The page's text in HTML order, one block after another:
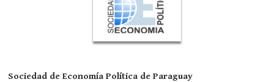
Sociedad de Economía Política de Paraguay